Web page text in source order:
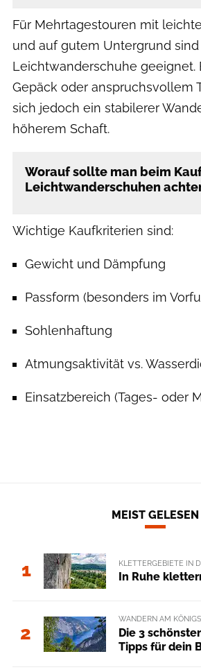
Für Mehrtagestouren mit
und auf gutem Untergrund sind
Leichtwanderschuhe geeignet.
Gepäck oder anspruchsvollem
sich jedoch ein stabilerer
höherem Schaft.
Worauf sollte man beim
Leichtwanderschuhen
Wichtige Kaufkriterien sind:
Gewicht und Dämpfung
Passform (besonders im
Sohlenhaftung
Atmungsaktivität vs.
Einsatzbereich (Tages- oder
MEIST GELESEN
1 KLETTERGEBIETE IN
In Ruhe
2
WANDERN AM
Die 3
Tipps für dein